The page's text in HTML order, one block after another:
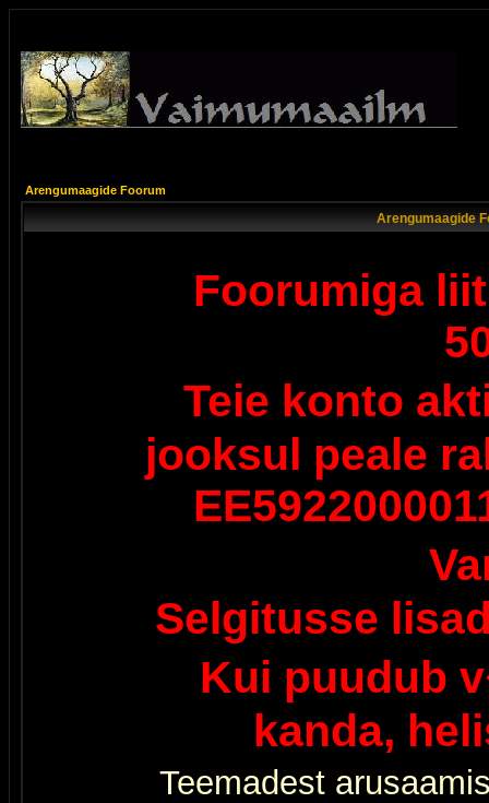
Arengumaagide Foorum
Arengumaagide
Foorumiga
Teie konto
jooksul peale
Selgitusse
Kui puudub
kanda,
Teemadest